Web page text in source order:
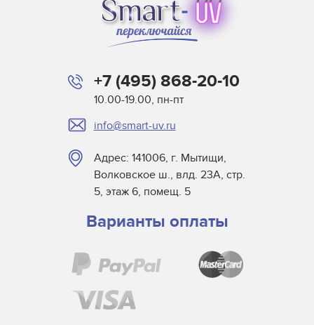
ManRoland
MRL Midlands
Patent Licht
Pillar
Siohon
TCS
Universal Light Source
+7 (495) 868-20-10
10.00-19.00, пн-пт
info@smart-uv.ru
Адрес: 141006, г. Мытищи,
Волковское ш., влд. 23А, стр.
5, этаж 6, помещ. 5
Варианты оплаты